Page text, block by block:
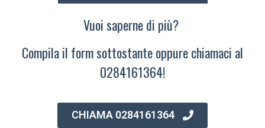
Vuoi saperne di più?
Compila il form sottostante oppure chiamaci al
0284161364!
CHIAMA 0284161364